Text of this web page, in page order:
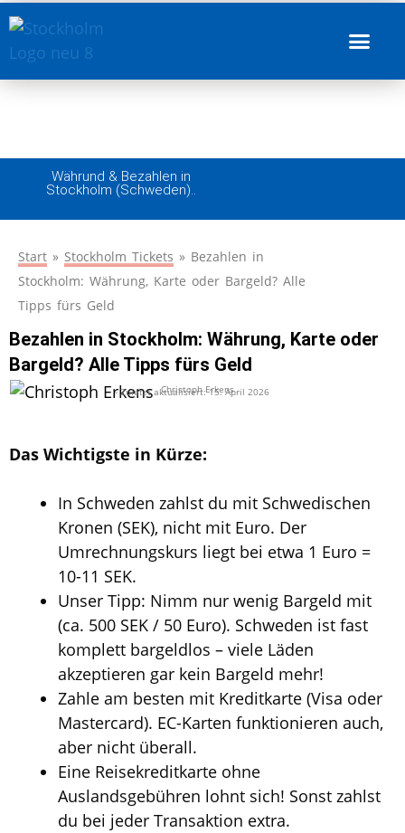
Bezahlen in Stockholm: Währung, Karte oder
Bargeld? Alle Tipps fürs Geld
Währund & Bezahlen in
Stockholm (Schweden)..
Start » Stockholm Tickets » Bezahlen in
Stockholm: Währung, Karte oder Bargeld? Alle
Tipps fürs Geld
Bezahlen in Stockholm: Währung, Karte oder
Bargeld? Alle Tipps fürs Geld
Christoph Erkens
- Zuletzt aktualisiert:15. April 2026
Das Wichtigste in Kürze:
In Schweden zahlst du mit Schwedischen
Kronen (SEK), nicht mit Euro. Der
Umrechnungskurs liegt bei etwa 1 Euro =
10-11 SEK.
Unser Tipp: Nimm nur wenig Bargeld mit
(ca. 500 SEK / 50 Euro). Schweden ist fast
komplett bargeldlos – viele Läden
akzeptieren gar kein Bargeld mehr!
Zahle am besten mit Kreditkarte (Visa oder
Mastercard). EC-Karten funktionieren auch,
aber nicht überall.
Eine Reisekreditkarte ohne
Auslandsgebühren lohnt sich! Sonst zahlst
du bei jeder Transaktion extra.